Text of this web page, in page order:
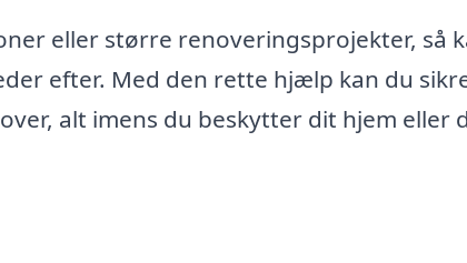
eller større renoveringsprojekter, så
efter. Med den rette hjælp kan du
alt imens du beskytter dit hjem eller